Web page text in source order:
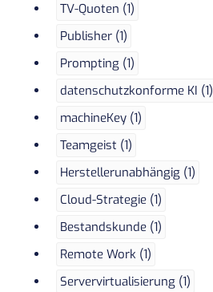
TV-Quoten (1)
Publisher (1)
Prompting (1)
datenschutzkonforme KI (1)
machineKey (1)
Teamgeist (1)
Herstellerunabhängig (1)
Cloud-Strategie (1)
Bestandskunde (1)
Remote Work (1)
Servervirtualisierung (1)